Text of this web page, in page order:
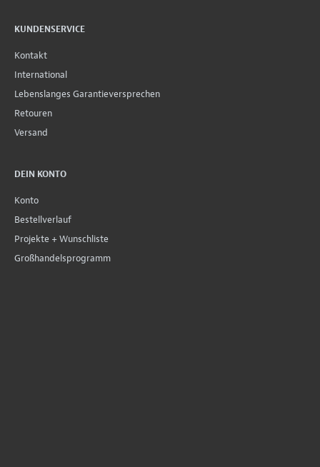
KUNDENSERVICE
Kontakt
International
Lebenslanges Garantieversprechen
Retouren
Versand
DEIN KONTO
Konto
Bestellverlauf
Projekte + Wunschliste
Großhandelsprogramm